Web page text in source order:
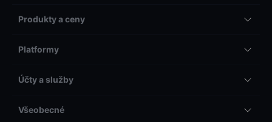
Produkty a ceny
Platformy
Účty a služby
Všeobecné